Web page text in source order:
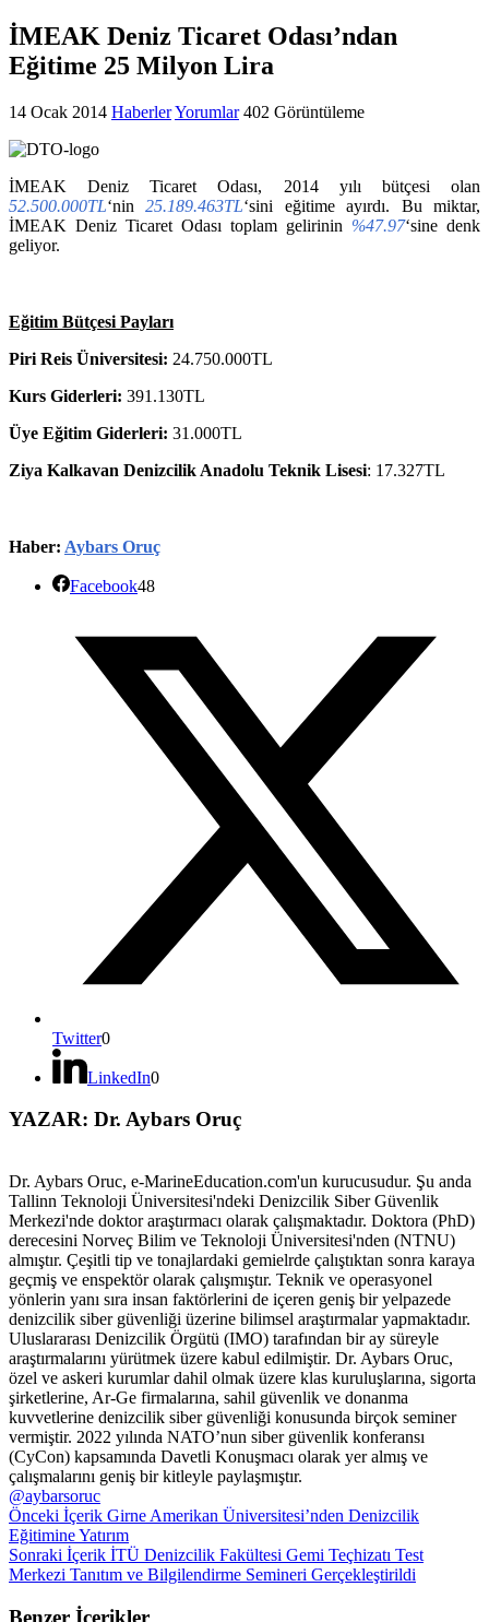
İMEAK Deniz Ticaret Odası’ndan
Eğitime 25 Milyon Lira
14 Ocak 2014 HaberlerYorumlar 402 Görüntüleme
İMEAK Deniz Ticaret Odası, 2014 yılı bütçesi olan
52.500.000TL‘nin 25.189.463TL‘sini eğitime ayırdı. Bu miktar,
İMEAK Deniz Ticaret Odası toplam gelirinin %47.97‘sine denk
geliyor.
Eğitim Bütçesi Payları
Piri Reis Üniversitesi: 24.750.000TL
Kurs Giderleri: 391.130TL
Üye Eğitim Giderleri: 31.000TL
Ziya Kalkavan Denizcilik Anadolu Teknik Lisesi: 17.327TL
Haber: Aybars Oruç
Facebook48
Twitter0
LinkedIn0
YAZAR: Dr. Aybars Oruç
Dr. Aybars Oruc, e-MarineEducation.com'un kurucusudur. Şu anda
Tallinn Teknoloji Üniversitesi'ndeki Denizcilik Siber Güvenlik
Merkezi'nde doktor araştırmacı olarak çalışmaktadır. Doktora (PhD)
derecesini Norveç Bilim ve Teknoloji Üniversitesi'nden (NTNU)
almıştır. Çeşitli tip ve tonajlardaki gemielrde çalıştıktan sonra karaya
geçmiş ve enspektör olarak çalışmıştır. Teknik ve operasyonel
yönlerin yanı sıra insan faktörlerini de içeren geniş bir yelpazede
denizcilik siber güvenliği üzerine bilimsel araştırmalar yapmaktadır.
Uluslararası Denizcilik Örgütü (IMO) tarafından bir ay süreyle
araştırmalarını yürütmek üzere kabul edilmiştir. Dr. Aybars Oruc,
özel ve askeri kurumlar dahil olmak üzere klas kuruluşlarına, sigorta
şirketlerine, Ar-Ge firmalarına, sahil güvenlik ve donanma
kuvvetlerine denizcilik siber güvenliği konusunda birçok seminer
vermiştir. 2022 yılında NATO’nun siber güvenlik konferansı
(CyCon) kapsamında Davetli Konuşmacı olarak yer almış ve
çalışmalarını geniş bir kitleyle paylaşmıştır.
@aybarsoruc
Önceki İçerik Girne Amerikan Üniversitesi’nden Denizcilik
Eğitimine Yatırım
Sonraki İçerik İTÜ Denizcilik Fakültesi Gemi Teçhizatı Test
Merkezi Tanıtım ve Bilgilendirme Semineri Gerçekleştirildi
Benzer İçerikler